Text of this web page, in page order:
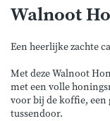
Walnoot
Een heerlijke zachte
Met deze Walnoot
met een volle
voor bij de koffie, een
tussendoor.